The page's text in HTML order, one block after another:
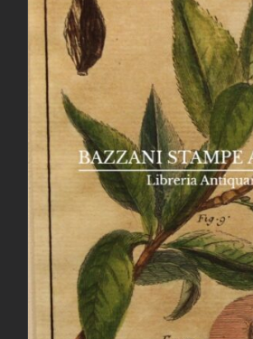
AGGIUNGI AL CARRELLO /